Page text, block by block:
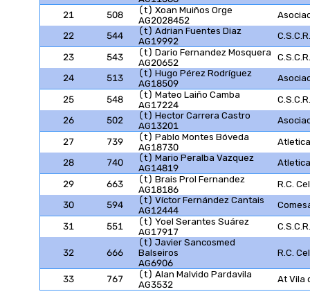
21 508
(t) Xoan Muiños Orge
AG2028452
22
544
(t) Adrian Fuentes Diaz
AG19992
23 543
(t) Dario Fernandez Mosquera
AG20652
24
513
(t) Hugo Pérez Rodríguez
AG18509
25 548
(t) Mateo Laiño Camba
AG17224
26
502
(t) Hector Carrera Castro
AG13201
27 739
(t) Pablo Montes Bóveda
AG18730
28
740
(t) Mario Peralba Vazquez
AG14819
29 663
(t) Brais Prol Fernandez
AG18186
R.C.
30
594
(t) Víctor Fernández Cantais
AG12444
31 551
(t) Yoel Serantes Suárez
AG17917
32 666
(t) Javier Sancosmed
Balseiros
AG6906
R.C.
33 767
(t) Alan Malvido Pardavila
AG3532
At Vila